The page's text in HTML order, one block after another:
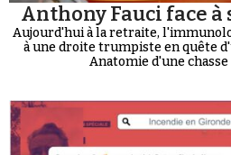
Anthony Fauci face
Aujourd'hui à la retraite,
à une droite trumpiste en quête
Anatomie d'une